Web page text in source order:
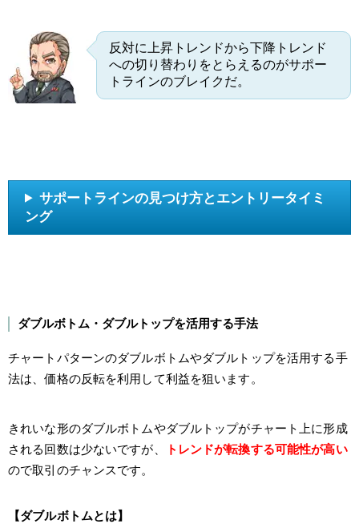
反対に上昇トレンドから下降トレンド
への切り替わりをとらえるのがサポー
トラインのブレイクだ。
サポートラインの見つけ方とエントリータイミ
ング
ダブルボトム・ダブルトップを活用する手法
チャートパターンのダブルボトムやダブルトップを活用する手
法は、価格の反転を利用して利益を狙います。
きれいな形のダブルボトムやダブルトップがチャート上に形成
される回数は少ないですが、
トレンドが転換する可能性が高い
ので取引のチャンスです。
【ダブルボトムとは】